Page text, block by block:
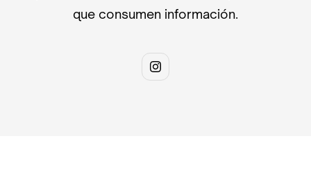
que consumen información.